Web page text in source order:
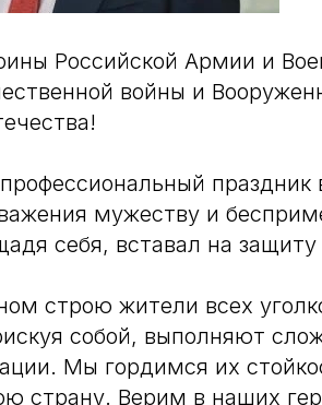
Российской Армии и
войны и
мужеству и
себя, вставал на
строю жители всех
собой, выполняют
Мы гордимся их
страну. Верим в наших